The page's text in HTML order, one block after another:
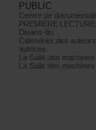
PUBLIC
PREMIÈRELECTURE
Divans-lits
autrices